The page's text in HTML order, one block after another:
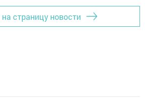
страницу новости